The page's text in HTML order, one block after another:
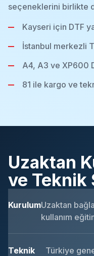
seçeneklerini birlikte
Kayseri için DTF
İstanbul merkezli
A4, A3 ve XP600
81 ile kargo ve
Uzaktan
ve Teknik
KurulumUzaktan
kullanım
Teknik
Türkiye